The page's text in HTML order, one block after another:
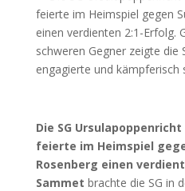
Die SG Ursulapoppenricht
feierte im Heimspiel
Rosenberg einen
Sammet brachte die SG in